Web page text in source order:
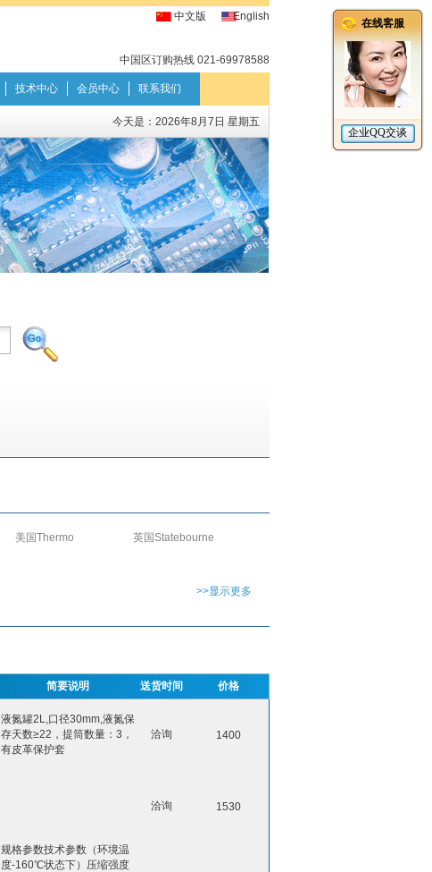
中文版 English
中国区订购热线 021-69978588
技术中心 会员中心 联系我们
今天是： 2026年8月7日 星期五
美国Thermo 英国Statebourne
>>显示更多
简要说明 送货时间 价格
液氮罐2L,口径30mm,液氮保
存天数≥22，提筒数量：3，
有皮革保护套
洽询 1400
洽询 1530
规格参数技术参数（环境温
度-160℃状态下）压缩强度